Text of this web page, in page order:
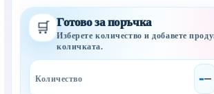
🛒 Готово за поръчка
Изберете количество и добавете
количката.
-